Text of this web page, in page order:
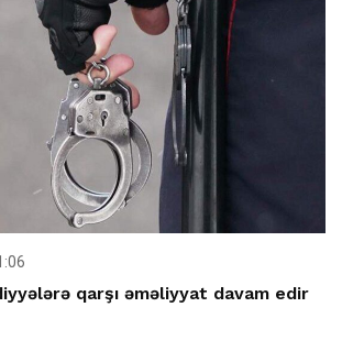
qarşı əməliyyat davam edir